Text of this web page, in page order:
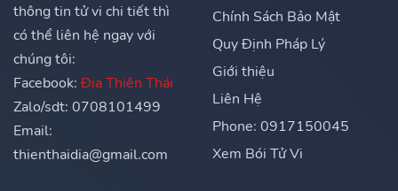
thông tin tử vi chi tiết thì
có thể liên hệ ngay với
chúng tôi:
Facebook: Địa Thiên Thái
Zalo/sdt: 0708101499
Email:
thienthaidia@gmail.com
Chính Sách Bảo Mật
Quy Định Pháp Lý
Giới thiệu
Liên Hệ
Phone: 0917150045
Xem Bói Tử Vi